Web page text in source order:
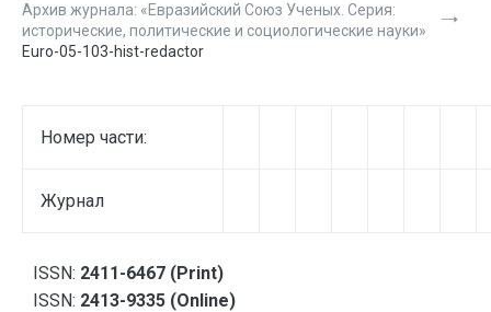
Архив журнала: «Евразийский Союз Ученых. Серия:
исторические, политические и социологические науки»
Euro-05-103-hist-redactor
Номер части:
Журнал
ISSN: 2411-6467 (Print)
ISSN: 2413-9335 (Online)